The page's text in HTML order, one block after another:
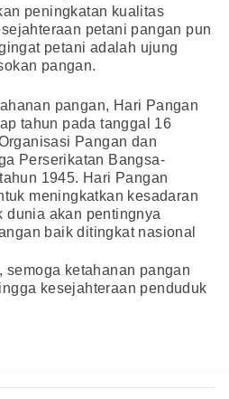
peningkatan kualitas
petani pangan pun
petani adalah ujung
pangan.
pangan, Hari Pangan
tahun pada tanggal 16
Pangan dan
Perserikatan Bangsa-
1945. Hari Pangan
meningkatkan kesadaran
dunia akan pentingnya
baik ditingkat nasional
semoga ketahanan pangan
kesejahteraan penduduk